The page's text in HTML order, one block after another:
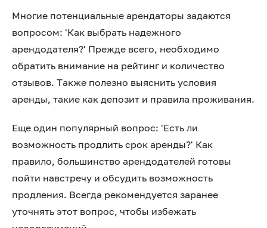
Многие потенциальные арендаторы задаются
вопросом: 'Как выбрать надежного
арендодателя?' Прежде всего, необходимо
обратить внимание на рейтинг и количество
отзывов. Также полезно выяснить условия
аренды, такие как депозит и правила проживания.
Еще один популярный вопрос: 'Есть ли
возможность продлить срок аренды?' Как
правило, большинство арендодателей готовы
пойти навстречу и обсудить возможность
продления. Всегда рекомендуется заранее
уточнять этот вопрос, чтобы избежать